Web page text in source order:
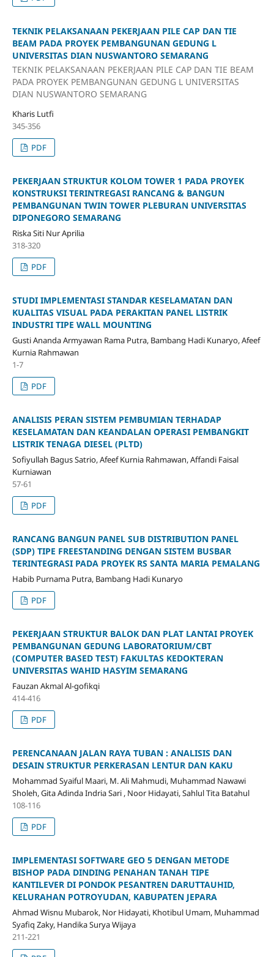
TEKNIK PELAKSANAAN PEKERJAAN PILE CAP DAN TIE
BEAM PADA PROYEK PEMBANGUNAN GEDUNG L
UNIVERSITAS DIAN NUSWANTORO SEMARANG
TEKNIK PELAKSANAAN PEKERJAAN PILE CAP DAN TIE BEAM
PADA PROYEK PEMBANGUNAN GEDUNG L UNIVERSITAS
DIAN NUSWANTORO SEMARANG
Kharis Lutfi
345-356
PDF
PEKERJAAN STRUKTUR KOLOM TOWER 1 PADA PROYEK
KONSTRUKSI TERINTREGASI RANCANG & BANGUN
PEMBANGUNAN TWIN TOWER PLEBURAN UNIVERSITAS
DIPONEGORO SEMARANG
Riska Siti Nur Aprilia
318-320
PDF
STUDI IMPLEMENTASI STANDAR KESELAMATAN DAN
KUALITAS VISUAL PADA PERAKITAN PANEL LISTRIK
INDUSTRI TIPE WALL MOUNTING
Gusti Ananda Armyawan Rama Putra, Bambang Hadi Kunaryo, Afeef
Kurnia Rahmawan
1-7
PDF
ANALISIS PERAN SISTEM PEMBUMIAN TERHADAP
KESELAMATAN DAN KEANDALAN OPERASI PEMBANGKIT
LISTRIK TENAGA DIESEL (PLTD)
Sofiyullah Bagus Satrio, Afeef Kurnia Rahmawan, Affandi Faisal
Kurniawan
57-61
PDF
RANCANG BANGUN PANEL SUB DISTRIBUTION PANEL
(SDP) TIPE FREESTANDING DENGAN SISTEM BUSBAR
TERINTEGRASI PADA PROYEK RS SANTA MARIA PEMALANG
Habib Purnama Putra, Bambang Hadi Kunaryo
PDF
PEKERJAAN STRUKTUR BALOK DAN PLAT LANTAI PROYEK
PEMBANGUNAN GEDUNG LABORATORIUM/CBT
(COMPUTER BASED TEST) FAKULTAS KEDOKTERAN
UNIVERSITAS WAHID HASYIM SEMARANG
Fauzan Akmal Al-gofikqi
414-416
PDF
PERENCANAAN JALAN RAYA TUBAN : ANALISIS DAN
DESAIN STRUKTUR PERKERASAN LENTUR DAN KAKU
Mohammad Syaiful Maari, M. Ali Mahmudi, Muhammad Nawawi
Sholeh, Gita Adinda Indria Sari , Noor Hidayati, Sahlul Tita Batahul
108-116
PDF
IMPLEMENTASI SOFTWARE GEO 5 DENGAN METODE
BISHOP PADA DINDING PENAHAN TANAH TIPE
KANTILEVER DI PONDOK PESANTREN DARUTTAUHID,
KELURAHAN POTROYUDAN, KABUPATEN JEPARA
Ahmad Wisnu Mubarok, Nor Hidayati, Khotibul Umam, Muhammad
Syafiq Zaky, Handika Surya Wijaya
211-221